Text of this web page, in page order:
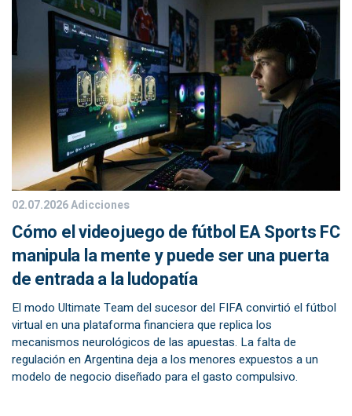
02.07.2026Adicciones
Cómo el videojuego de fútbol EA Sports FC
manipula la mente y puede ser una puerta
de entrada a la ludopatía
El modo Ultimate Team del sucesor del FIFA convirtió el fútbol
virtual en una plataforma financiera que replica los
mecanismos neurológicos de las apuestas. La falta de
regulación en Argentina deja a los menores expuestos a un
modelo de negocio diseñado para el gasto compulsivo.